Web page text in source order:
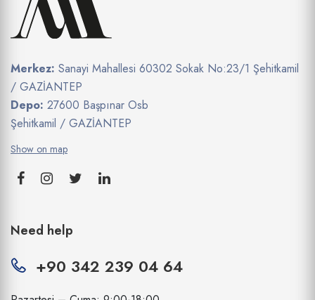
Merkez: Sanayi Mahallesi 60302 Sokak No:23/1 Şehitkamil
/ GAZİANTEP
Depo: 27600 Başpınar Osb
Şehitkamil / GAZİANTEP
Show on map
Need help
+90 342 239 04 64